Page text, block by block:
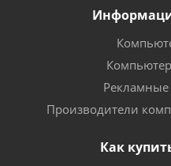
Производители
Как